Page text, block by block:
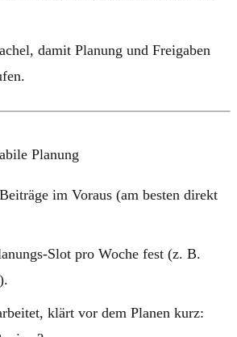
damit Planung und Freigaben
Planung
im Voraus (am besten direkt
Slot pro Woche fest (z. B.
klärt vor dem Planen kurz: